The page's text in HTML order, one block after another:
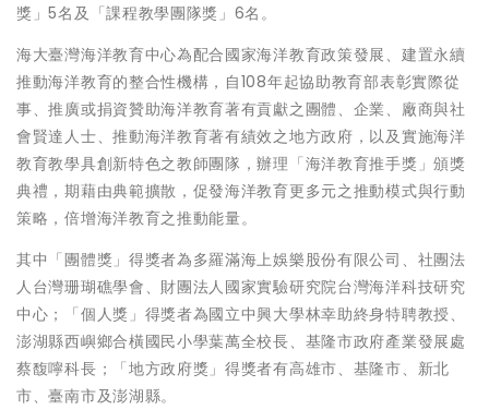
獎」5名及「課程教學團隊獎」6名。
海大臺灣海洋教育中心為配合國家海洋教育政策發展、建置永續
推動海洋教育的整合性機構，自108年起協助教育部表彰實際從
事、推廣或捐資贊助海洋教育著有貢獻之團體、企業、廠商與社
會賢達人士、推動海洋教育著有績效之地方政府，以及實施海洋
教育教學具創新特色之教師團隊，辦理「海洋教育推手獎」頒獎
典禮，期藉由典範擴散，促發海洋教育更多元之推動模式與行動
策略，倍增海洋教育之推動能量。
其中「團體獎」得獎者為多羅滿海上娛樂股份有限公司、社團法
人台灣珊瑚礁學會、財團法人國家實驗研究院台灣海洋科技研究
中心；「個人獎」得獎者為國立中興大學林幸助終身特聘教授、
澎湖縣西嶼鄉合橫國民小學葉萬全校長、基隆市政府產業發展處
蔡馥嚀科長；「地方政府獎」得獎者有高雄市、基隆市、新北
市、臺南市及澎湖縣。